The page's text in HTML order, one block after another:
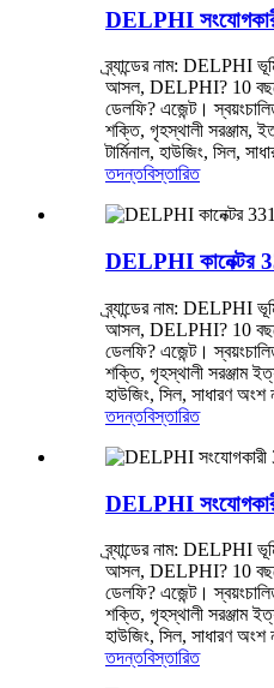
DELPHI
ব্র্যান্ডের নাম: DELPHI
আসল, DELPHI? 10
ডেলফি? এজেন্ট।
শক্তি, গৃহস্থালী সরঞ্জাম,
টার্মিনাল, হাউজিং, সিল,
তদন্তবিস্তারিত
DELPHI কানেক্টর
ব্র্যান্ডের নাম: DELPHI
আসল, DELPHI? 10
ডেলফি? এজেন্ট।
শক্তি, গৃহস্থালী সরঞ্জাম
হাউজিং, সিল, সাধারণ
তদন্তবিস্তারিত
DELPHI
ব্র্যান্ডের নাম: DELPHI
আসল, DELPHI? 10
ডেলফি? এজেন্ট।
শক্তি, গৃহস্থালী সরঞ্জাম
হাউজিং, সিল, সাধারণ
তদন্তবিস্তারিত